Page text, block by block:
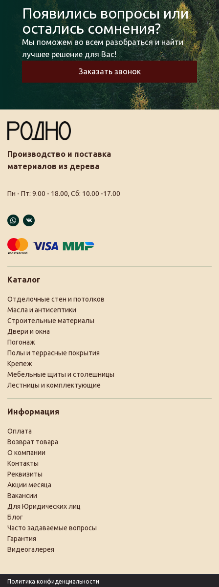
Появились вопросы или
остались сомнения?
Мы поможем во всем разобраться и найти
лучшее решение для Вас!
Заказать звонок
Производство и поставка
материалов из дерева
Пн - Пт: 9.00 - 18.00, Сб: 10.00 -17.00
Каталог
Отделочные стен и потолков
Масла и антисептики
Строительные материалы
Двери и окна
Погонаж
Полы и террасные покрытия
Крепеж
Мебельные щиты и столешницы
Лестницы и комплектующие
Информация
Оплата
Возврат товара
О компании
Контакты
Реквизиты
Акции месяца
Вакансии
Для Юридических лиц
Блог
Часто задаваемые вопросы
Гарантия
Видеогалерея
Политика конфиденциальности